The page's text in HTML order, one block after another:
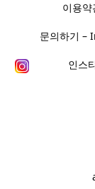
이용약
문의하기 –
인스